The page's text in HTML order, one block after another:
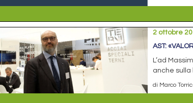
2 ottobre
AST:
L’ad
anche sulla
di Marco